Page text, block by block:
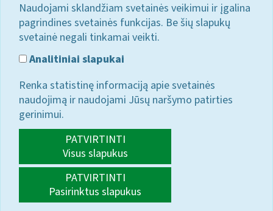
Naudojami sklandžiam svetainės veikimui ir įgalina
pagrindines svetainės funkcijas. Be šių slapukų
svetainė negali tinkamai veikti.
Analitiniai slapukai
Renka statistinę informaciją apie svetainės
naudojimą ir naudojami Jūsų naršymo patirties
gerinimui.
PATVIRTINTI
Visus slapukus
PATVIRTINTI
Pasirinktus slapukus